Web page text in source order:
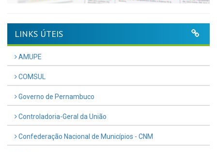
LINKS ÚTEIS
AMUPE
COMSUL
Governo de Pernambuco
Controladoria-Geral da União
Confederação Nacional de Municípios - CNM